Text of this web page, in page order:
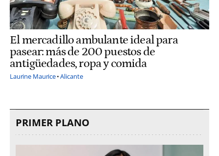
El mercadillo ambulante ideal para
pasear: más de 200 puestos de
antigüedades, ropa y comida
Laurine Maurice Alicante
PRIMER PLANO